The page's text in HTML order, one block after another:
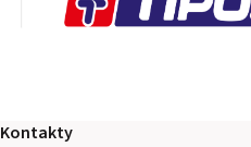
Kontakty